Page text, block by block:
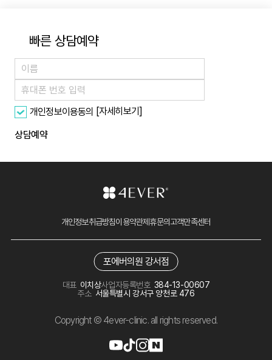
빠른 상담예약
개인정보이용동의 [자세히보기]
상담예약
개인정보취급방침이용약관제휴문의고객만족센터
포에버의원 강서점
대표 이치상사업자등록번호 384-13-00607
주소 서울특별시 강서구 양천로 476
Copyright © 4ever-clinic. all rights reserved.